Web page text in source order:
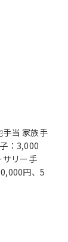
当 家族手
：3,000
サリー手
円、5